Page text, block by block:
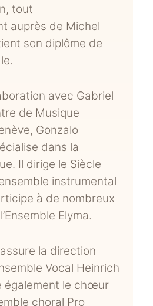
tout
auprès de Michel
son diplôme de
avec Gabriel
de Musique
Gonzalo
dans la
Il dirige le Siècle
instrumental
à de nombreux
Elyma.
la direction
Vocal Heinrich
également le chœur
choral Pro